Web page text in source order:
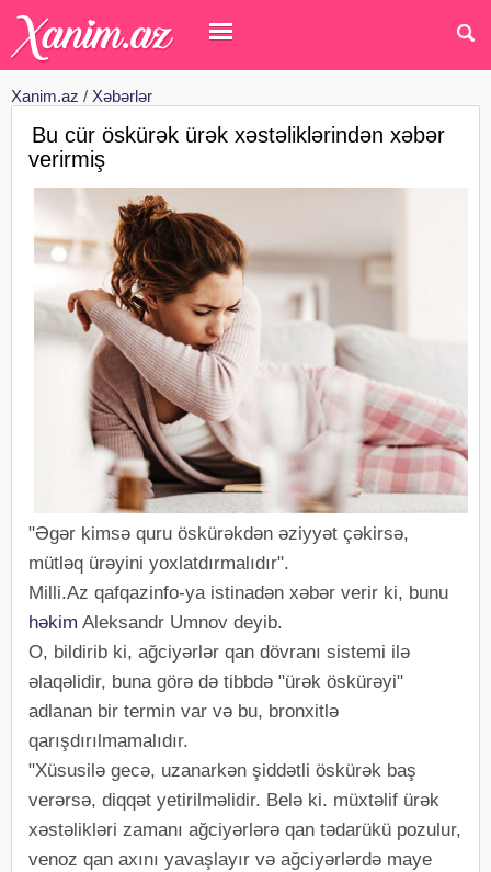
Xanim.az / Xəbərlər
Bu cür öskürək ürək xəstəliklərindən xəbər
verirmiş
"Əgər kimsə quru öskürəkdən əziyyət çəkirsə,
mütləq ürəyini yoxlatdırmalıdır".
Milli.Az qafqazinfo-ya istinadən xəbər verir ki, bunu
həkim Aleksandr Umnov deyib.
O, bildirib ki, ağciyərlər qan dövranı sistemi ilə
əlaqəlidir, buna görə də tibbdə "ürək öskürəyi"
adlanan bir termin var və bu, bronxitlə
qarışdırılmamalıdır.
"Xüsusilə gecə, uzanarkən şiddətli öskürək baş
verərsə, diqqət yetirilməlidir. Belə ki. müxtəlif ürək
xəstəlikləri zamanı ağciyərlərə qan tədarükü pozulur,
venoz qan axını yavaşlayır və ağciyərlərdə maye